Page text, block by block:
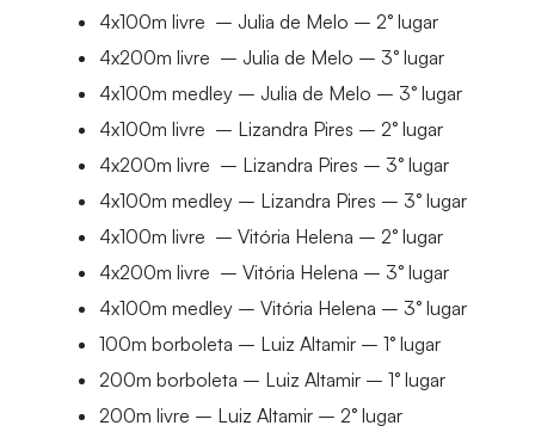
4x100m livre – Julia de Melo – 2° lugar
4x200m livre – Julia de Melo – 3° lugar
4x100m medley – Julia de Melo – 3° lugar
4x100m livre – Lizandra Pires – 2° lugar
4x200m livre – Lizandra Pires – 3° lugar
4x100m medley – Lizandra Pires – 3° lugar
4x100m livre – Vitória Helena – 2° lugar
4x200m livre – Vitória Helena – 3° lugar
4x100m medley – Vitória Helena – 3° lugar
100m borboleta – Luiz Altamir – 1° lugar
200m borboleta – Luiz Altamir – 1° lugar
200m livre – Luiz Altamir – 2° lugar